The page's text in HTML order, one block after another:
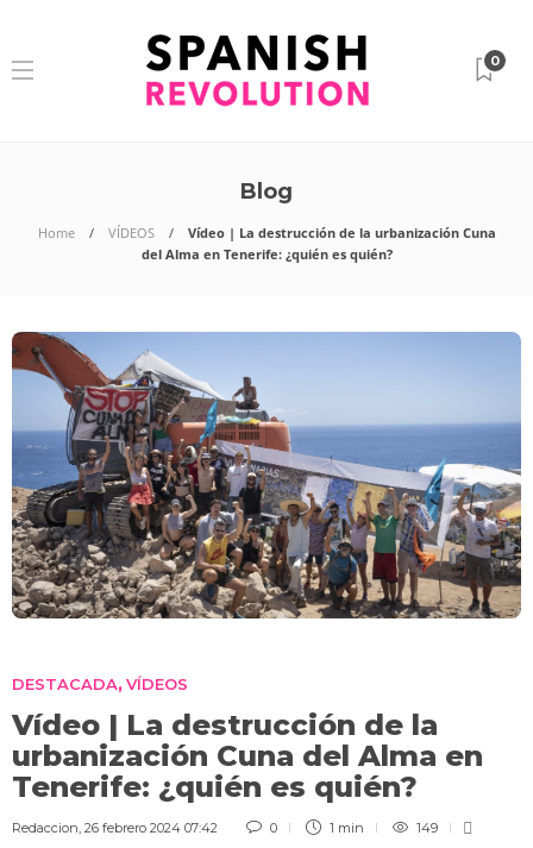
0
Blog
Home VÍDEOS
Vídeo | La destrucción de la urbanización Cuna
del Alma en Tenerife: ¿quién es quién?
DESTACADA, VÍDEOS
Vídeo | La destrucción de la
urbanización Cuna del Alma en
Tenerife: ¿quién es quién?
Redaccion 26 febrero 2024 07:42 0 1 min 149